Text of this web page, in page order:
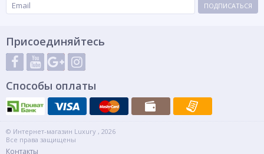
ПОДПИСАТЬСЯ
Присоединяйтесь
Способы оплаты
© Интернет-магазин Luxury , 2026
Все права защищены
Контакты